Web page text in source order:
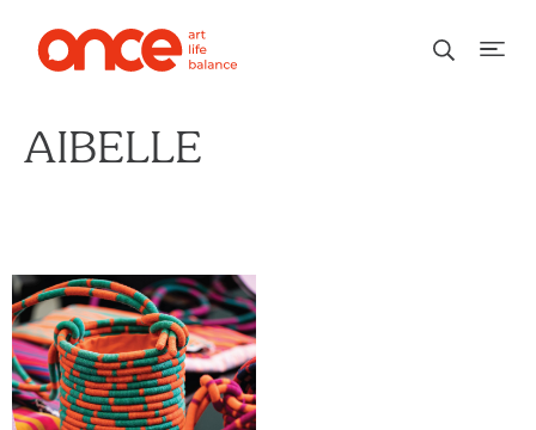
AIBELLE